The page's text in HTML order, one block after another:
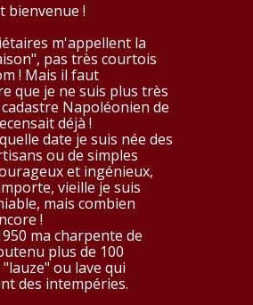
bienvenue !
m'appellent la
pas très courtois
! Mais il faut
que je ne suis plus très
cadastre Napoléonien de
déjà !
date je suis née des
ou de simples
et ingénieux,
vieille je suis
mais combien
!
ma charpente de
plus de 100
ou lave qui
des intempéries.